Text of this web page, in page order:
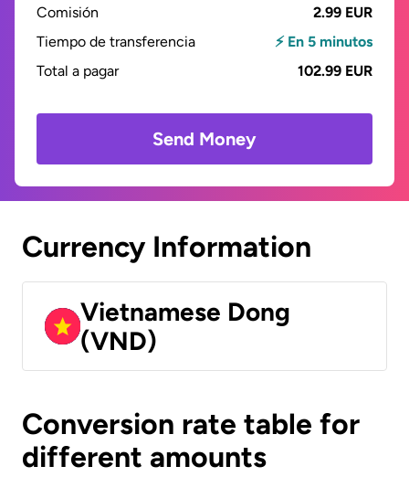
Comisión
2.99 EUR
Tiempo de transferencia
⚡ En 5 minutos
Total a pagar
102.99 EUR
Send Money
Currency Information
Vietnamese Dong
(VND)
Conversion rate table for
different amounts